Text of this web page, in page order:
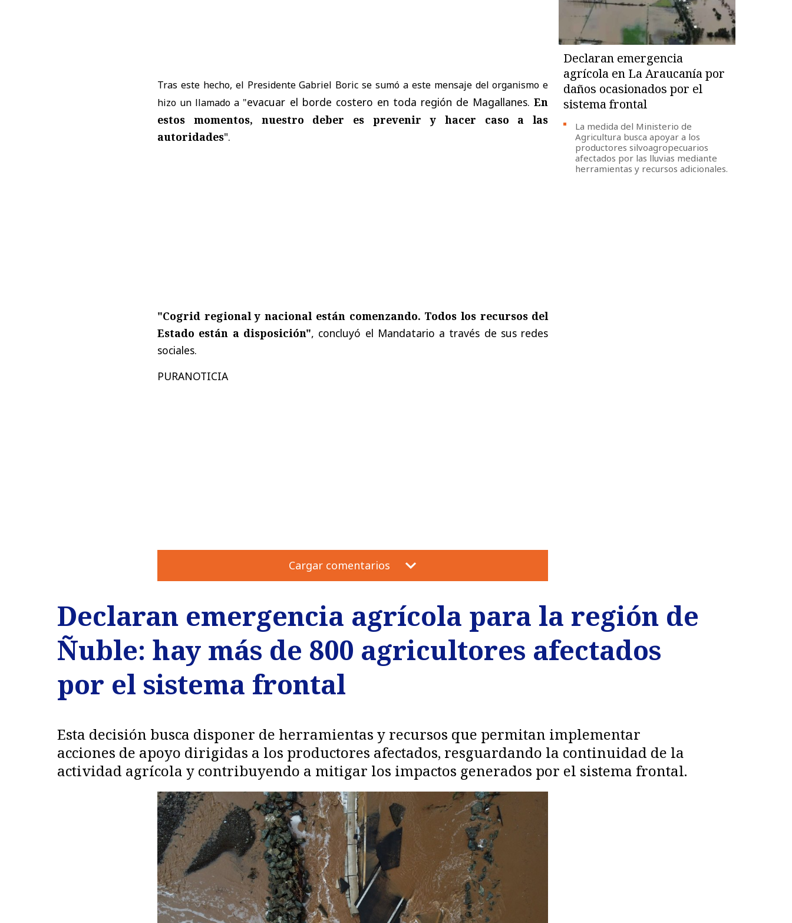
Tras este hecho, el Presidente Gabriel Boric se sumó a este mensaje del organismo e
hizo un llamado a "evacuar el borde costero en toda región de Magallanes.En
estos momentos, nuestro deber es prevenir y hacer caso a las
autoridades".
"Cogrid regional y nacional están comenzando. Todos los recursos del
Estado están a disposición", concluyó el Mandatario a través de sus redes
sociales.
PURANOTICIA
Cargar comentarios
Declaran emergencia
agrícola en La Araucanía por
daños ocasionados por el
sistema frontal
La medida del Ministerio de
Agricultura busca apoyar a los
productores silvoagropecuarios
afectados por las lluvias mediante
herramientas y recursos adicionales.
Declaran emergencia agrícola para la región de
Ñuble: hay más de 800 agricultores afectados
por el sistema frontal
Esta decisión busca disponer de herramientas y recursos que permitan implementar
acciones de apoyo dirigidas a los productores afectados, resguardando la continuidad de la
actividad agrícola y contribuyendo a mitigar los impactos generados por el sistema frontal.